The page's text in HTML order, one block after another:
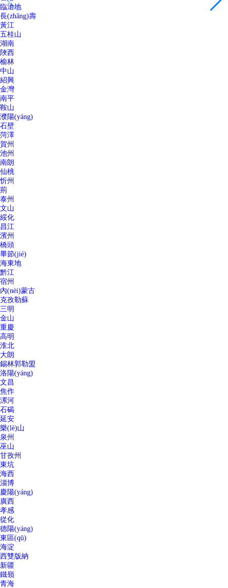
臨滄地
長(zhǎng)壽
黃江
五桂山
湖南
陜西
榆林
中山
紹興
金灣
南平
鞍山
濮陽(yáng)
石壁
菏澤
賀州
池州
南朗
仙桃
忻州
荊
泰州
文山
綏化
昌江
濱州
橋頭
畢節(jié)
海東地
黔江
宿州
內(nèi)蒙古
克孜勒蘇
三明
金山
重慶
高明
淮北
大朗
錫林郭勒盟
洛陽(yáng)
文昌
焦作
漯河
石碣
延安
樂(lè)山
泉州
巫山
甘孜州
東坑
海西
淄博
慶陽(yáng)
廣西
孝感
從化
德陽(yáng)
東區(qū)
海淀
西雙版納
新疆
鐵嶺
青海